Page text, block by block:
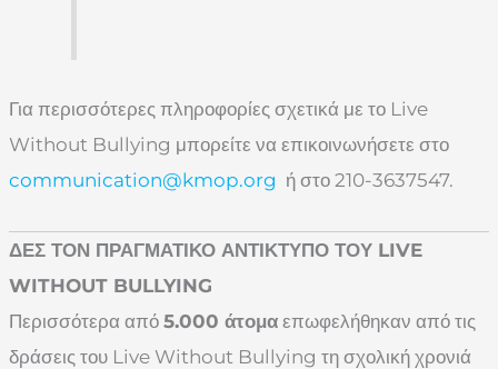
Για περισσότερες πληροφορίες σχετικά με το Live
Without Bullying μπορείτε να επικοινωνήσετε στο
communication@kmop.org ή στο 210-3637547.
ΔΕΣ ΤΟΝ ΠΡΑΓΜΑΤΙΚΟ ΑΝΤΙΚΤΥΠΟ ΤΟΥ LIVE
WITHOUT BULLYING
Περισσότερα από 5.000 άτομα επωφελήθηκαν από τις
δράσεις του Live Without Bullying τη σχολική χρονιά